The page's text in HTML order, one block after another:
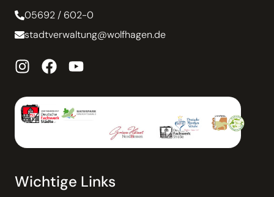
05692 / 602-0
stadtverwaltung@wolfhagen.de
Wichtige Links